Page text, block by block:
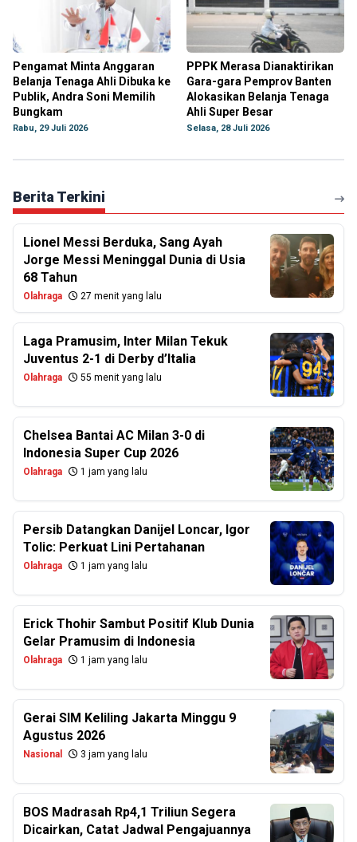
Pengamat Minta Anggaran
Belanja Tenaga Ahli Dibuka ke
Publik, Andra Soni Memilih
Bungkam
Rabu, 29 Juli 2026
PPPK Merasa Dianaktirikan
Gara-gara Pemprov Banten
Alokasikan Belanja Tenaga
Ahli Super Besar
Selasa, 28 Juli 2026
Berita Terkini
Lionel Messi Berduka, Sang Ayah
Jorge Messi Meninggal Dunia di Usia
68 Tahun
Olahraga 27 menit yang lalu
Laga Pramusim, Inter Milan Tekuk
Juventus 2-1 di Derby d’Italia
Olahraga 55 menit yang lalu
Chelsea Bantai AC Milan 3-0 di
Indonesia Super Cup 2026
Olahraga 1 jam yang lalu
Persib Datangkan Danijel Loncar, Igor
Tolic: Perkuat Lini Pertahanan
Olahraga 1 jam yang lalu
Erick Thohir Sambut Positif Klub Dunia
Gelar Pramusim di Indonesia
Olahraga 1 jam yang lalu
Gerai SIM Keliling Jakarta Minggu 9
Agustus 2026
Nasional 3 jam yang lalu
BOS Madrasah Rp4,1 Triliun Segera
Dicairkan, Catat Jadwal Pengajuannya